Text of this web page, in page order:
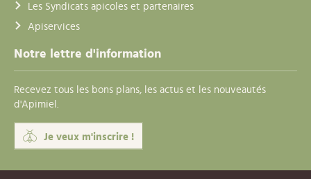
Les Syndicats apicoles et partenaires
Apiservices
Notre lettre d'information
Recevez tous les bons plans, les actus et les nouveautés
d'Apimiel.
Je veux m'inscrire !